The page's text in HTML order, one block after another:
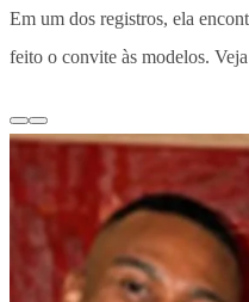
Em um dos registros, ela
feito o convite às modelos.